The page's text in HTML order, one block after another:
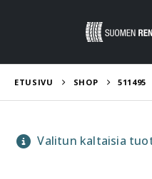
ETUSIVU SHOP 511495
Valitun kaltaisia